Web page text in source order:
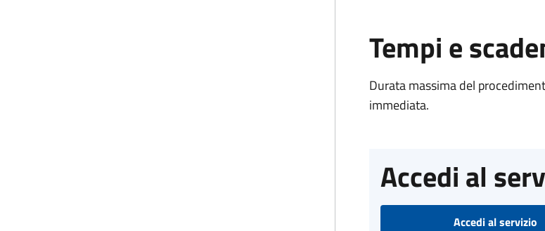
Tempi e
Durata massima del
immediata.
Accedi al
Accedi al servizio